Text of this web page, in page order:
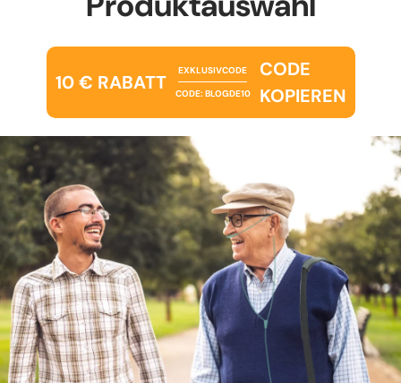
10 € RABATT
EXKLUSIVCODE
CODE: BLOGDE10
CODE
KOPIEREN